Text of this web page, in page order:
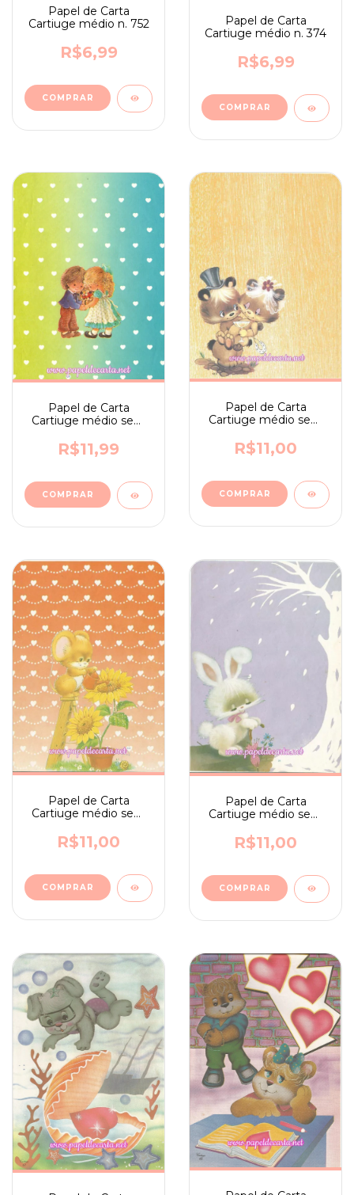
Papel de Carta
Cartiuge médio n. 752
R$6,99
Papel de Carta
Cartiuge médio n. 374
R$6,99
Papel de Carta
Cartiuge médio sem
R$11,99
Papel de Carta
Cartiuge médio sem
R$11,00
Papel de Carta
Cartiuge médio sem
R$11,00
Papel de Carta
Cartiuge médio sem
R$11,00